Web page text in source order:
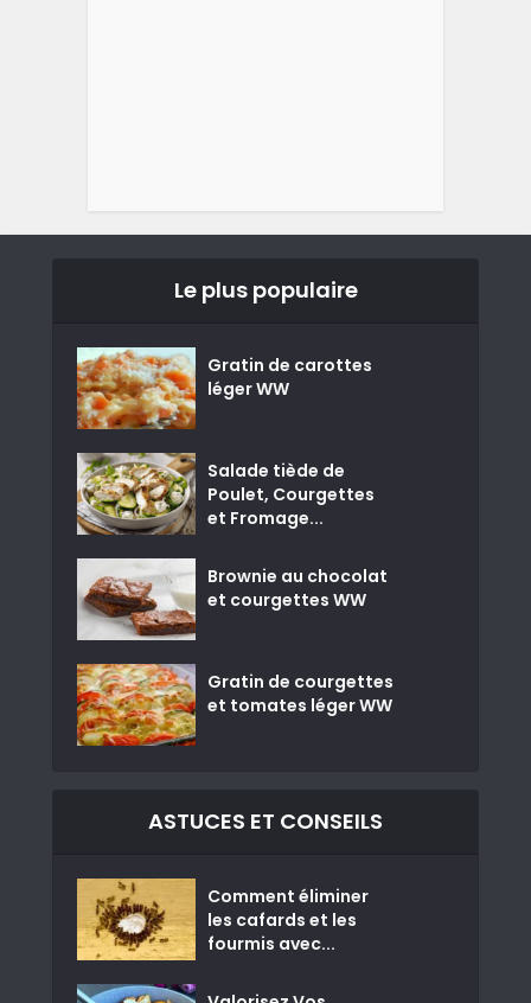
Le plus populaire
Gratin de carottes
léger WW
Salade tiède de
Poulet, Courgettes
et Fromage...
Brownie au chocolat
et courgettes WW
Gratin de courgettes
et tomates léger WW
ASTUCES ET CONSEILS
Comment éliminer
les cafards et les
fourmis avec...